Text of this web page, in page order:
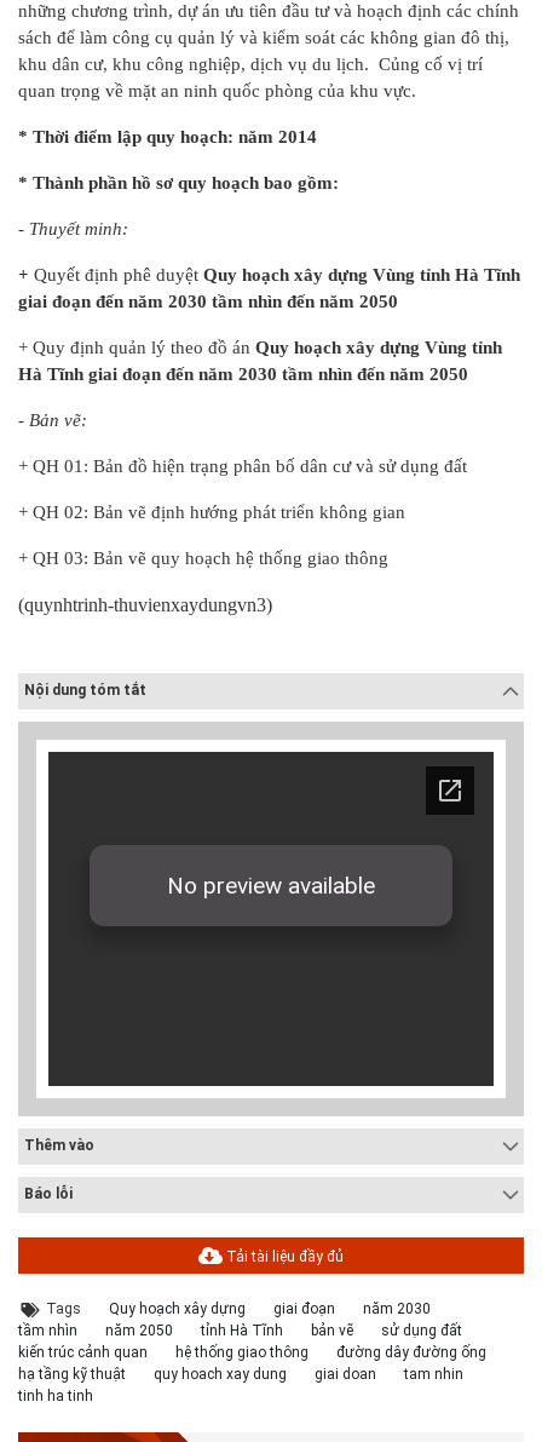
những chương trình, dự án ưu tiên đầu tư và hoạch định các chính
sách để làm công cụ quản lý và kiểm soát các không gian đô thị,
khu dân cư, khu công nghiệp, dịch vụ du lịch. Củng cố vị trí
quan trọng về mặt an ninh quốc phòng của khu vực.
* Thời điểm lập quy hoạch: năm 2014
* Thành phần hồ sơ quy hoạch bao gồm:
- Thuyết minh:
+ Quyết định phê duyệt Quy hoạch xây dựng Vùng tỉnh Hà Tĩnh
giai đoạn đến năm 2030 tầm nhìn đến năm 2050
+ Quy định quản lý theo đồ án Quy hoạch xây dựng Vùng tỉnh
Hà Tĩnh giai đoạn đến năm 2030 tầm nhìn đến năm 2050
- Bản vẽ:
+ QH 01: Bản đồ hiện trạng phân bố dân cư và sử dụng đất
+ QH 02: Bản vẽ định hướng phát triển không gian
+ QH 03: Bản vẽ quy hoạch hệ thống giao thông
(quynhtrinh-thuvienxaydungvn3)
Nội dung tóm tắt
Thêm vào
Báo lỗi
Tải tài liệu đầy đủ
Tags Quy hoạch xây dựng giai đoạn
năm 2030
tầm nhìn
năm 2050 tỉnh Hà Tĩnh bản vẽ
sử dụng đất
kiến trúc cảnh quan
hệ thống giao thông
đường dây đường ống
hạ tầng kỹ thuật
quy hoach xay dung giai doan
tam nhin
tinh ha tinh